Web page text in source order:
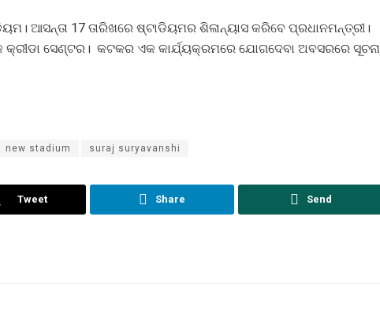
ଆସନ୍ତା 17 ତାରିଖରେ ଷ୍ଟାଡିୟମର ଶିଳାନ୍ୟାସ କରିବେ ପ୍ରଧାନମନ୍ତ୍ରୀ।
ସେଣ୍ଟର। କଟକର ଏକ କାର୍ଯ୍ୟକ୍ରମରେ ଯୋଗଦେବା ଅବସରରେ ସୂଚନା
new stadium suraj suryavanshi
Tweet Share Send